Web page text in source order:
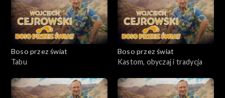
Boso przez świat
Tabu
Boso przez świat
Kastom, obyczaj i tradycja